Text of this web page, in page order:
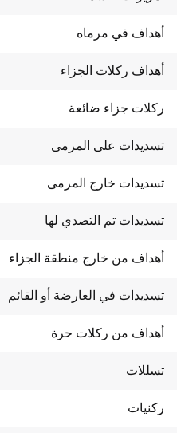
أهداف في مرماه
أهداف ركلات الجزاء
ركلات جزاء ضائعة
تسديدات على المرمى
تسديدات خارج المرمى
تسديدات تم التصدي لها
أهداف من خارج منطقة الجزاء
تسديدات في العارضة أو القائم
أهداف من ركلات حرة
تسللات
ركنيات